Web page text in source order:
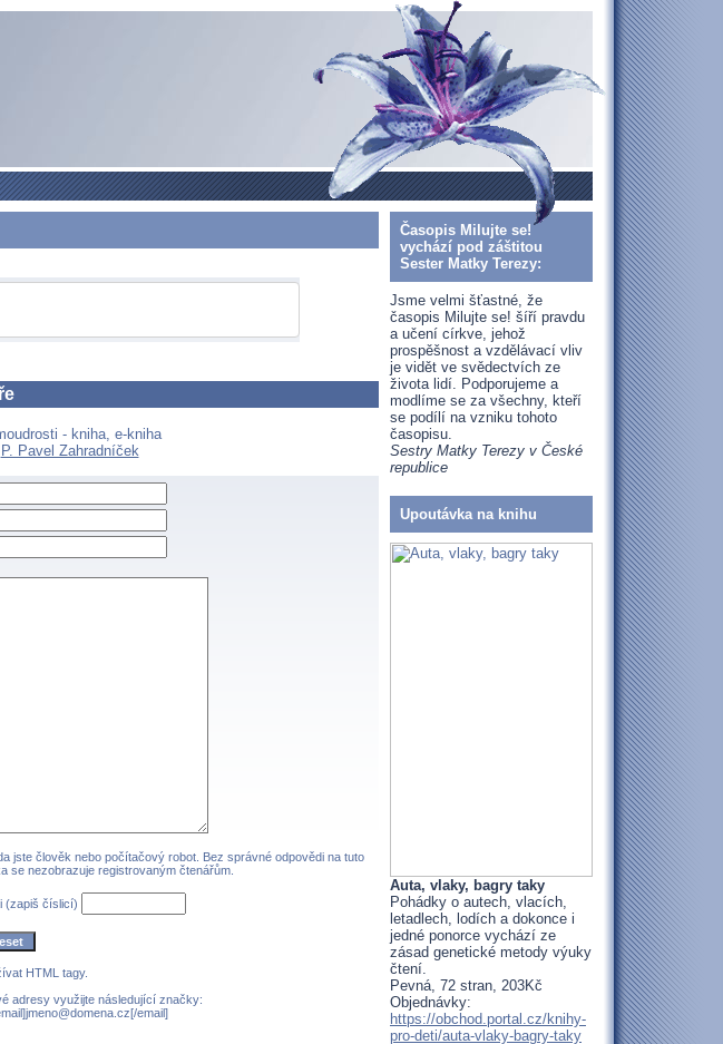
- kniha, e-kniha
P. Pavel Zahradníček
jste člověk nebo počítačový robot. Bez správné odpovědi na tuto
se nezobrazuje registrovaným čtenářům.
(zapiš číslicí)
HTML tagy.
adresy využijte následující značky:
email]
Časopis Milujte se!
vychází pod záštitou
Sester Matky Terezy:
Jsme velmi šťastné, že
časopis Milujte se! šíří pravdu
a učení církve, jehož
prospěšnost a vzdělávací vliv
je vidět ve svědectvích ze
života lidí. Podporujeme a
modlíme se za všechny, kteří
se podílí na vzniku tohoto
časopisu.
Sestry Matky Terezy v České
republice
Upoutávka na knihu
Auta, vlaky, bagry taky
Pohádky o autech, vlacích,
letadlech, lodích a dokonce i
jedné ponorce vychází ze
zásad genetické metody výuky
čtení.
Pevná, 72 stran, 203Kč
Objednávky:
https://obchod.portal.cz/knihy-
pro-deti/auta-vlaky-bagry-taky